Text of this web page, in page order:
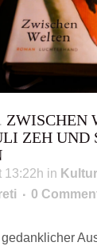
ZWISCHEN
ZEH UND
13:22h in Kultur
0